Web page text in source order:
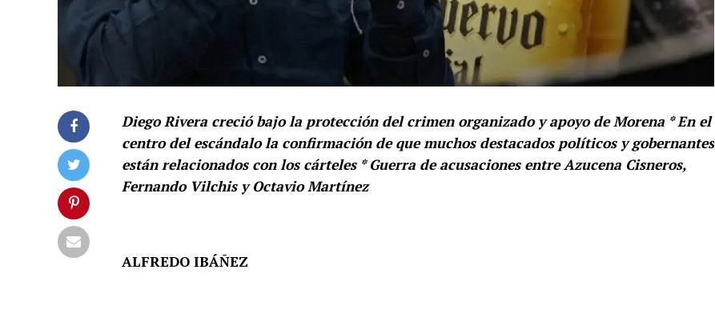
Diego Rivera creció bajo la protección del crimen organizado y apoyo de Morena * En el
centro del escándalo la confirmación de que muchos destacados políticos y gobernantes
están relacionados con los cárteles * Guerra de acusaciones entre Azucena Cisneros,
Fernando Vilchis y Octavio Martínez
ALFREDO IBÁÑEZ